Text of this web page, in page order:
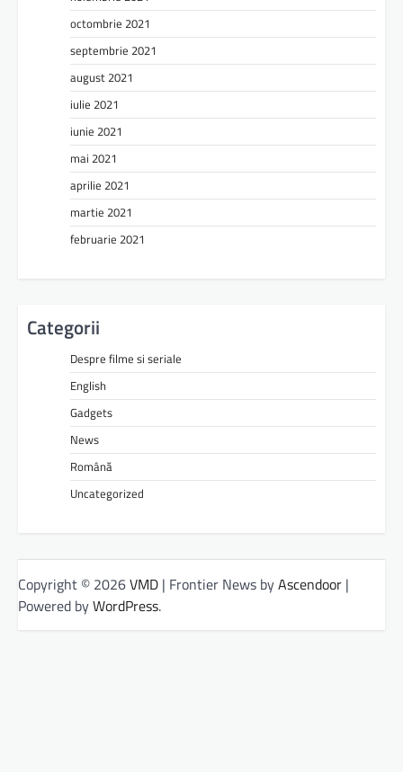
octombrie 2021
septembrie 2021
august 2021
iulie 2021
iunie 2021
mai 2021
aprilie 2021
martie 2021
februarie 2021
Categorii
Despre filme si seriale
English
Gadgets
News
Română
Uncategorized
Copyright © 2026VMD | Frontier News byAscendoor |
Powered byWordPress.